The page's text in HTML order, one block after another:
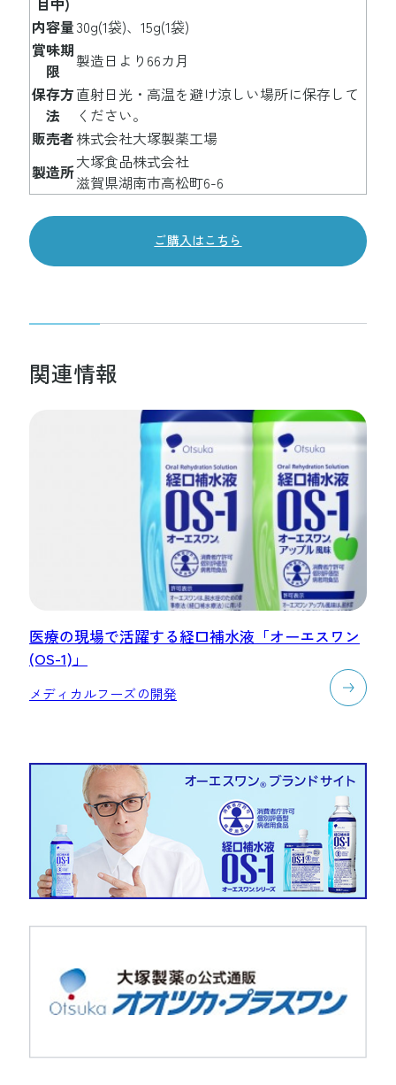
内容量30g(1袋)、15g(1袋)
賞味期
限
製造日より66カ月
保存方
法
直射日光・高温を避け涼しい場所に保存して
ください。
販売者株式会社大塚製薬工場
製造所大塚食品株式会社
滋賀県湖南市高松町6-6
ご購入はこちら
関連情報
医療の現場で活躍する経口補水液「オーエスワン
(OS-1)」
メディカルフーズの開発